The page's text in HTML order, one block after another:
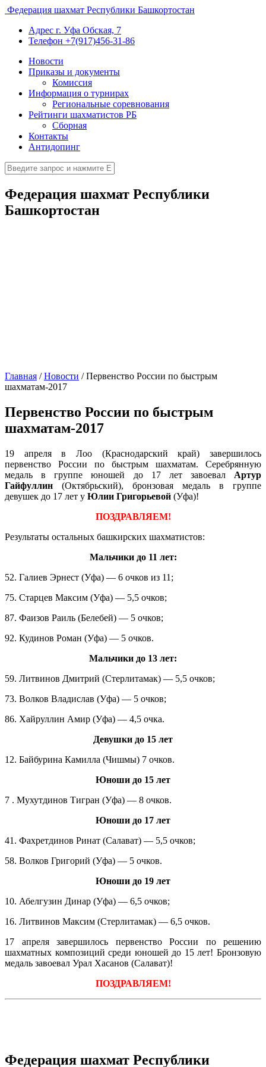
Федерация шахмат Республики Башкортостан
Адрес г. Уфа Обская, 7
Телефон +7(917)456-31-86
Новости
Приказы и документы
Комиссия
Информация о турнирах
Региональные соревнования
Рейтинги шахматистов РБ
Сборная
Контакты
Антидопинг
Федерация шахмат Республики
Башкортостан
Главная /Новости /Первенство России по быстрым
шахматам-2017
Первенство России по быстрым
шахматам-2017
19 апреля в Лоо (Краснодарский край) завершилось
первенство России по быстрым шахматам. Серебрянную
медаль в группе юношей до 17 лет завоевал Артур
Гайфуллин (Октябрьский), бронзовая медаль в группе
девушек до 17 лет у Юлии Григорьевой (Уфа)!
ПОЗДРАВЛЯЕМ!
Результаты остальных башкирских шахматистов:
Мальчики до 11 лет:
52. Галиев Эрнест (Уфа) — 6 очков из 11;
75. Старцев Максим (Уфа) — 5,5 очков;
87. Фаизов Раиль (Белебей) — 5 очков;
92. Кудинов Роман (Уфа) — 5 очков.
Мальчики до 13 лет:
59. Литвинов Дмитрий (Стерлитамак) — 5,5 очков;
73. Волков Владислав (Уфа) — 5 очков;
86. Хайруллин Амир (Уфа) — 4,5 очка.
Девушки до 15 лет
12. Байбурина Камилла (Чишмы) 7 очков.
Юноши до 15 лет
7 . Мухутдинов Тигран (Уфа) — 8 очков.
Юноши до 17 лет
41. Фахретдинов Ринат (Салават) — 5,5 очков;
58. Волков Григорий (Уфа) — 5 очков.
Юноши до 19 лет
10. Абелгузин Динар (Уфа) — 6,5 очков;
16. Литвинов Максим (Стерлитамак) — 6,5 очков.
17 апреля завершилось первенство России по решению
шахматных композиций среди юношей до 15 лет! Бронзовую
медаль завоевал Урал Хасанов (Салават)!
ПОЗДРАВЛЯЕМ!
Федерация шахмат Республики